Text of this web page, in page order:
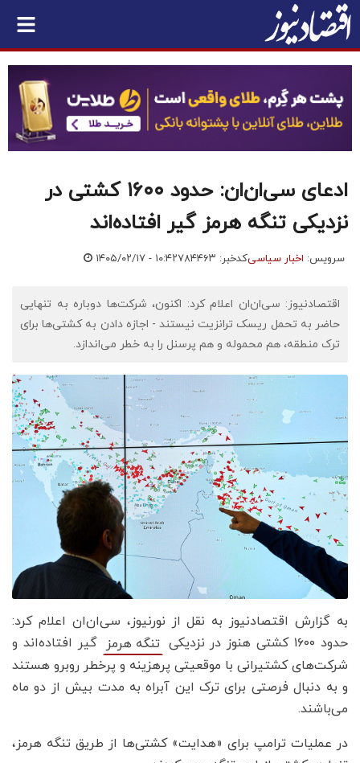
ادعای سی‌ان‌ان: حدود ۱۶۰۰ کشتی در
نزدیکی تنگه هرمز گیر افتاده‌اند
سرویس: اخبار سیاسیکدخبر: ۷۸۴۴۶۳ ۱۴۰۵/۰۲/۱۷ - ۱۰:۴۲
اقتصادنیوز: سی‌ان‌ان اعلام کرد: اکنون، شرکت‌ها دوباره به تنهایی
حاضر به تحمل ریسک ترانزیت نیستند - اجازه دادن به کشتی‌ها برای
ترک منطقه، هم محموله و هم پرسنل را به خطر می‌اندازد.
به گزارش اقتصادنیوز به نقل از نورنیوز، سی‌ان‌ان اعلام کرد:
حدود ۱۶۰۰ کشتی هنوز در نزدیکی
تنگه هرمز
گیر افتاده‌اند و
شرکت‌های کشتیرانی با موقعیتی پرهزینه و پرخطر روبرو هستند
و به دنبال فرصتی برای ترک این آبراه به مدت بیش از دو ماه
می‌باشند.
در عملیات ترامپ برای «هدایت» کشتی‌ها از طریق تنگه هرمز،